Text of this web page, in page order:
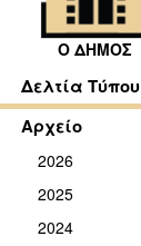
Ο ΔΗΜΟΣ
Δελτία Τύπου
Αρχείο
2026
2025
2024